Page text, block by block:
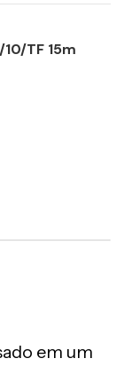
10/TF 15m
em um